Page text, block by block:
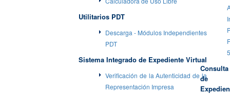
Utilitarios PDT
Descarga - Módulos Independientes
PDT
Sistema Integrado de Expediente Virtual
Verificación de la Autenticidad de la
Representación Impresa
Consulta
de